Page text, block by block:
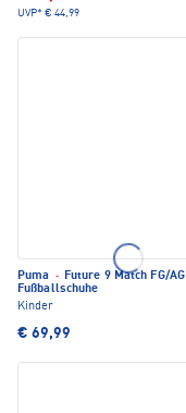
UVP* € 44,99
Puma · Future 9 Match FG/AG
Fußballschuhe
Kinder
€ 69,99